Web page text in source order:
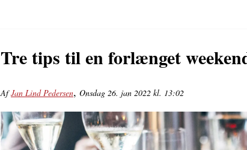
Tre tips til en forlænget
AfJan Lind Pedersen, Onsdag 26. jan 2022 kl. 13:02